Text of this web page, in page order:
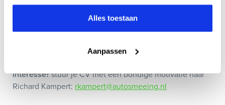
Alles toestaan
Aanpassen
Interesse?stuur je CV met een bondige motivatie naar
Richard Kampert: rkampert@autosmeeing.nl